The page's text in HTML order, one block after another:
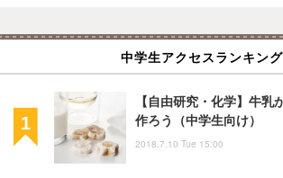
中学生アクセスランキング
【自由研究・化学】牛乳
作ろう（中学生向け）
2018.7.10 Tue 15:00